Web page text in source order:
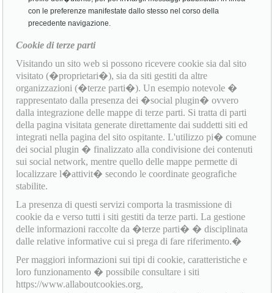
con le preferenze manifestate dallo stesso nel corso della
precedente navigazione.
Cookie di terze parti
Visitando un sito web si possono ricevere cookie sia dal sito
visitato (�proprietari�), sia da siti gestiti da altre
organizzazioni (�terze parti�). Un esempio notevole �
rappresentato dalla presenza dei �social plugin� ovvero
dalla integrazione delle mappe di terze parti. Si tratta di parti
della pagina visitata generate direttamente dai suddetti siti ed
integrati nella pagina del sito ospitante. L'utilizzo pi� comune
dei social plugin � finalizzato alla condivisione dei contenuti
sui social network, mentre quello delle mappe permette di
localizzare l�attivit� secondo le coordinate geografiche
stabilite.
La presenza di questi servizi comporta la trasmissione di
cookie da e verso tutti i siti gestiti da terze parti. La gestione
delle informazioni raccolte da �terze parti� � disciplinata
dalle relative informative cui si prega di fare riferimento.�
Per maggiori informazioni sui tipi di cookie, caratteristiche e
loro funzionamento � possibile consultare i siti
https://www.allaboutcookies.org,